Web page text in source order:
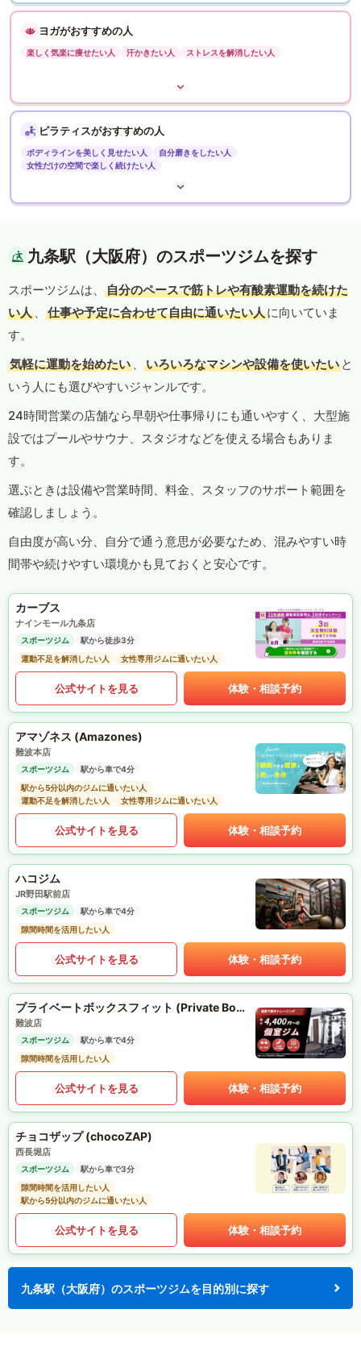
ヨガがおすすめの人
楽しく気楽に痩せたい人 汗かきたい人 ストレスを解消したい人
ピラティスがおすすめの人
ボディラインを美しく見せたい人
自分磨きをしたい人
女性だけの空間で楽しく続けたい人
九条駅（大阪府）のスポーツジムを探す
スポーツジムは、
自分のペースで筋トレや有酸素運動を続けた
い人 、 仕事や予定に合わせて自由に通いたい人に向いていま
す。
気軽に運動を始めたい 、 いろいろなマシンや設備を使いたい と
いう人にも選びやすいジャンルです。
24時間営業の店舗なら早朝や仕事帰りにも通いやすく、大型施
設ではプールやサウナ、スタジオなどを使える場合もありま
す。
選ぶときは設備や営業時間、料金、スタッフのサポート範囲を
確認しましょう。
自由度が高い分、自分で通う意思が必要なため、混みやすい時
間帯や続けやすい環境かも見ておくと安心です。
カーブス
ナインモール九条店
スポーツジム
駅から徒歩3分
運動不足を解消したい人
女性専用ジムに通いたい人
公式サイトを見る 体験・相談予約
アマゾネス (Amazones)
難波本店
スポーツジム
駅から車で4分
駅から5分以内のジムに通いたい人
運動不足を解消したい人
女性専用ジムに通いたい人
公式サイトを見る 体験・相談予約
ハコジム
JR野田駅前店
スポーツジム
駅から車で4分
隙間時間を活用したい人
公式サイトを見る 体験・相談予約
プライベートボックスフィット (Private Box Fit)
難波店
スポーツジム
駅から車で4分
隙間時間を活用したい人
公式サイトを見る 体験・相談予約
チョコザップ (chocoZAP)
西長堀店
スポーツジム
駅から車で3分
隙間時間を活用したい人
駅から5分以内のジムに通いたい人
公式サイトを見る 体験・相談予約
九条駅（大阪府）のスポーツジムを目的別に探す